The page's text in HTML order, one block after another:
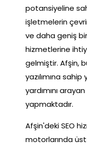
potansiyeline
işletmelerin
ve daha geniş
hizmetlerine
gelmiştir. Afşin,
yazılımına
yardımını
yapmaktadır.
Afşin'deki SEO
motorlarında üst